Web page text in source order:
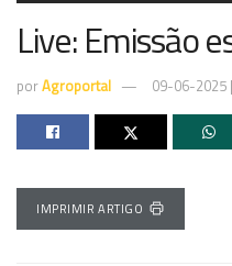
Live: Emissão
porAgroportal 09-06-2025
IMPRIMIR ARTIGO